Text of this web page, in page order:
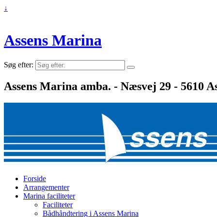
↓
Assens Marina
Søg efter:
Assens Marina amba. - Næsvej 29 - 5610
Forside
Arrangementer
Marina faciliteter
Faciliteter
Bådhåndtering i Assens Marina